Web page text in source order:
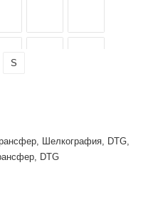
S
Шелкография, DTG,
DTG